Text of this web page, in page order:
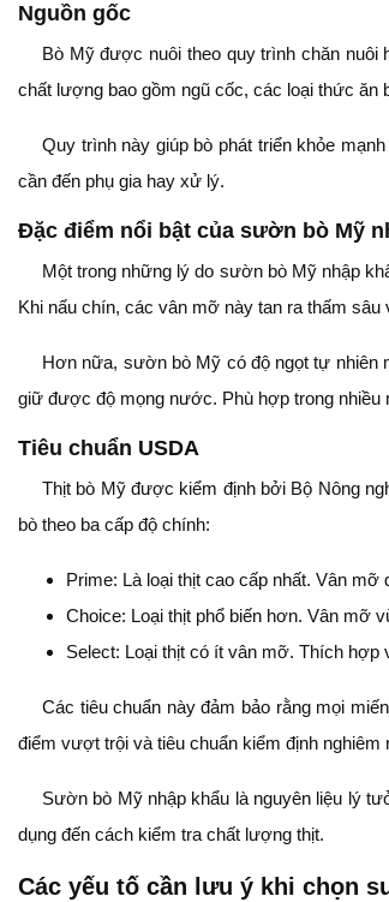
Nguồn gốc
Bò Mỹ được nuôi theo quy trình chăn
chất lượng bao gồm ngũ cốc, các loại thức ăn
Quy trình này giúp bò phát triển khỏe
cần đến phụ gia hay xử lý.
Đặc điểm nổi bật của sườn bò Mỹ
Một trong những lý do sườn bò Mỹ nhập
Khi nấu chín, các vân mỡ này tan ra thấm
Hơn nữa, sườn bò Mỹ có độ ngọt tự nhiên
giữ được độ mọng nước. Phù hợp trong
Tiêu chuẩn USDA
Thịt bò Mỹ được kiểm định bởi Bộ Nông
bò theo ba cấp độ chính:
Prime: Là loại thịt cao cấp nhất. Vân
Choice: Loại thịt phổ biến hơn. Vân mỡ
Select: Loại thịt có ít vân mỡ. Thích
Các tiêu chuẩn này đảm bảo rằng mọi
điểm vượt trội và tiêu chuẩn kiểm định
Sườn bò Mỹ nhập khẩu là nguyên liệu lý
dụng đến cách kiểm tra chất lượng thịt.
Các yếu tố cần lưu ý khi chọn